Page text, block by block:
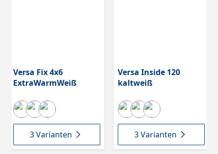
Versa Fix 4x6
ExtraWarmWeiß
3 Varianten
Versa Inside 120
kaltweiß
3 Varianten